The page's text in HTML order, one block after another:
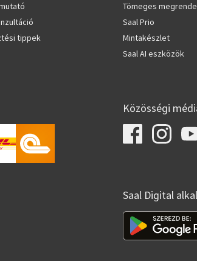
tippek
Tömeges
Saal Prio
Mintakészlet
Saal AI eszközök
Közösségi
Saal Digital